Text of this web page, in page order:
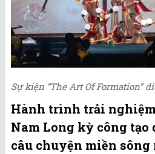
Sự kiện “The Art Of Formation”
Hành trình trải
Nam Long kỳ công tạo
câu chuyện miền sông